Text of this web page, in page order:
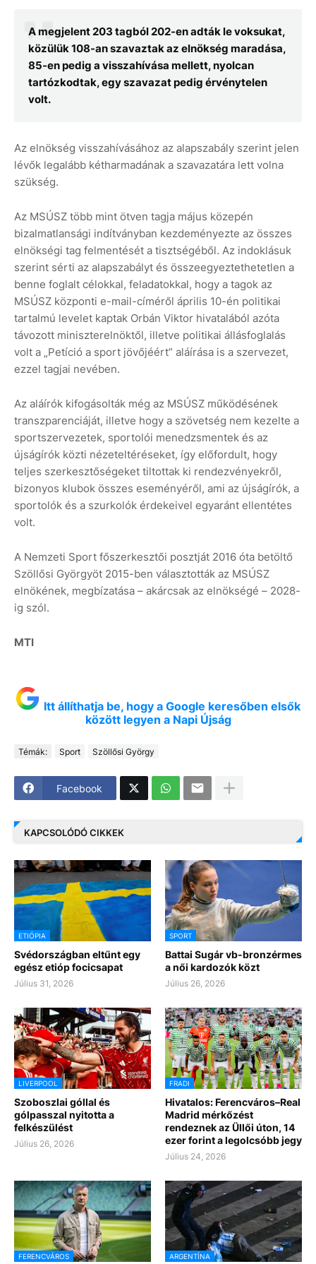
A megjelent 203 tagból 202-en adták le voksukat,
közülük 108-an szavaztak az elnökség maradása,
85-en pedig a visszahívása mellett, nyolcan
tartózkodtak, egy szavazat pedig érvénytelen
volt.
Az elnökség visszahívásához az alapszabály szerint jelen
lévők legalább kétharmadának a szavazatára lett volna
szükség.
Az MSÚSZ több mint ötven tagja május közepén
bizalmatlansági indítványban kezdeményezte az összes
elnökségi tag felmentését a tisztségéből. Az indoklásuk
szerint sérti az alapszabályt és összeegyeztethetetlen a
benne foglalt célokkal, feladatokkal, hogy a tagok az
MSÚSZ központi e-mail-címéről április 10-én politikai
tartalmú levelet kaptak Orbán Viktor hivatalából azóta
távozott miniszterelnöktől, illetve politikai állásfoglalás
volt a „Petíció a sport jövőjéért” aláírása is a szervezet,
ezzel tagjai nevében.
Az aláírók kifogásolták még az MSÚSZ működésének
transzparenciáját, illetve hogy a szövetség nem kezelte a
sportszervezetek, sportolói menedzsmentek és az
újságírók közti nézeteltéréseket, így előfordult, hogy
teljes szerkesztőségeket tiltottak ki rendezvényekről,
bizonyos klubok összes eseményéről, ami az újságírók, a
sportolók és a szurkolók érdekeivel egyaránt ellentétes
volt.
A Nemzeti Sport főszerkesztői posztját 2016 óta betöltő
Szöllősi Györgyöt 2015-ben választották az MSÚSZ
elnökének, megbízatása – akárcsak az elnökségé – 2028-
ig szól.
MTI
Itt állíthatja be, hogy a Google keresőben elsők
között legyen a Napi Újság
Témák: Sport Szöllősi György
Facebook
KAPCSOLÓDÓ CIKKEK
ETIÓPIA
Svédországban eltűnt egy
egész etióp focicsapat
Július 31, 2026
SPORT
Battai Sugár vb-bronzérmes
a női kardozók közt
Július 26, 2026
LIVERPOOL
Szoboszlai góllal és
gólpasszal nyitotta a
felkészülést
Július 26, 2026
FRADI
Hivatalos: Ferencváros–Real
Madrid mérkőzést
rendeznek az Üllői úton, 14
ezer forint a legolcsóbb jegy
Július 24, 2026
FERENCVÁROS ARGENTÍNA